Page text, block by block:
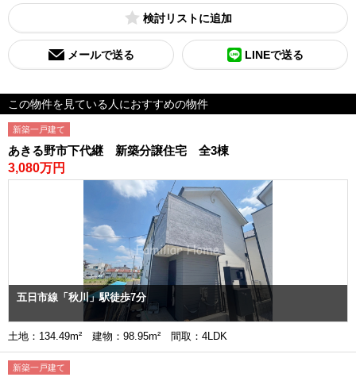
検討リスト
メールで送る LINEで送る
この物件を見ている人におすすめの物件
新築一戸建て
あきる野市下代継 新築分譲住宅 全3棟
3,080万円
五日市線「秋川」駅徒歩7分
土地：134.49m² 建物：98.95m² 間取：4LDK
新築一戸建て